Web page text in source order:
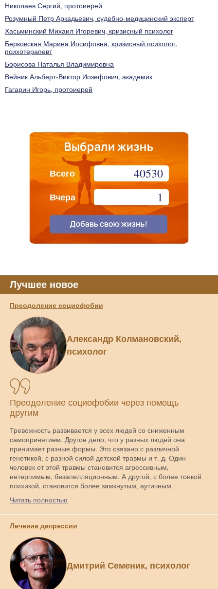
Николаев Сергий, протоиерей
Розумный Петр Аркадьевич, судебно-медицинский эксперт
Хасьминский Михаил Игоревич, кризисный психолог
Берковская Марина Иосифовна, кризисный психолог,
психотерапевт
Борисова Наталья Владимировна
Вейник Альберт-Виктор Иозефович, академик
Гагарин Игорь, протоиерей
Всего 40530
Вчера 1
Лучшее новое
Преодоление социофобии
Александр Колмановский,
психолог
Преодоление социофобии через помощь
другим
Тревожность развивается у всех людей со сниженным
самопринятием. Другое дело, что у разных людей она
принимает разные формы. Это связано с различной
генетикой, с разной силой детской травмы и т. д. Один
человек от этой травмы становится агрессивным,
нетерпимым, безапелляционным. А другой, с более тонкой
психикой, становится более замкнутым, аутичным.
Читать полностью
Лечение депрессии
Дмитрий Семеник, психолог